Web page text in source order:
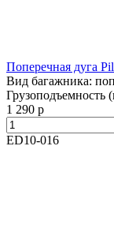
Поперечная дуга
Вид багажника:
Грузоподъемность
1 290 р
ED10-016